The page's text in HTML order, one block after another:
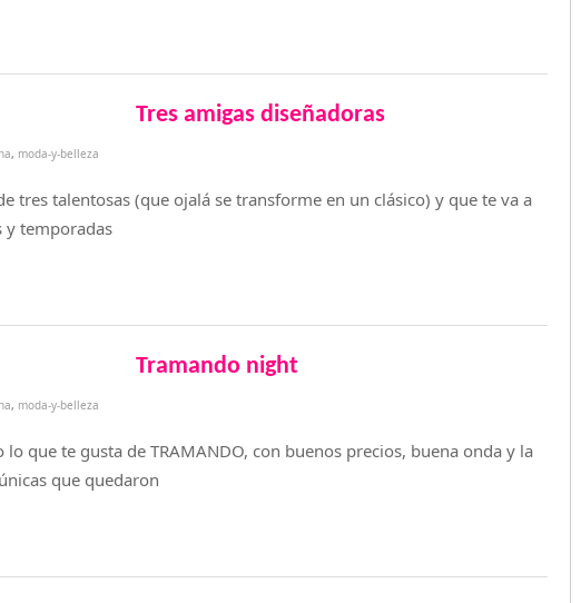
Tres amigas diseñadoras
, moda-y-belleza
tres talentosas (que ojalá se transforme en un clásico) y que te va a
y temporadas
Tramando night
, moda-y-belleza
que te gusta de TRAMANDO, con buenos precios, buena onda y la
que quedaron